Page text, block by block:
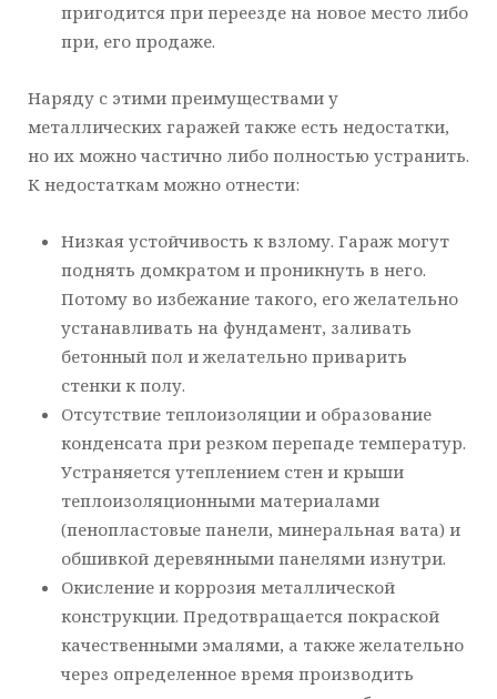
пригодится при переезде на новое место либо
при, его продаже.
Наряду с этими преимуществами у
металлических гаражей также есть недостатки,
но их можно частично либо полностью устранить.
К недостаткам можно отнести:
Низкая устойчивость к взлому. Гараж могут
поднять домкратом и проникнуть в него.
Потому во избежание такого, его желательно
устанавливать на фундамент, заливать
бетонный пол и желательно приварить
стенки к полу.
Отсутствие теплоизоляции и образование
конденсата при резком перепаде температур.
Устраняется утеплением стен и крыши
теплоизоляционными материалами
(пенопластовые панели, минеральная вата) и
обшивкой деревянными панелями изнутри.
Окисление и коррозия металлической
конструкции. Предотвращается покраской
качественными эмалями, а также желательно
через определенное время производить